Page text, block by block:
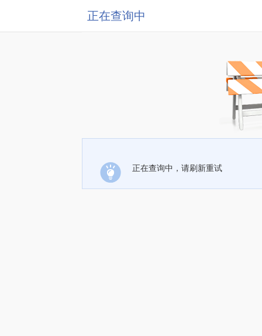
正在查询中
正在查询中，请刷新重试